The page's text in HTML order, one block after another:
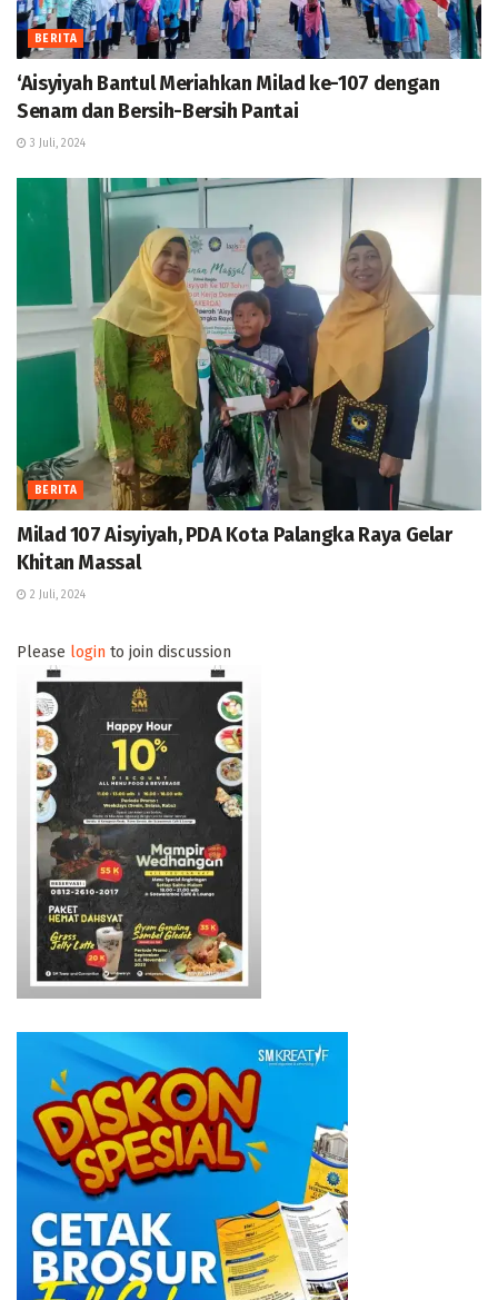
BERITA
‘Aisyiyah Bantul Meriahkan Milad ke-107 dengan
Senam dan Bersih-Bersih Pantai
3 Juli, 2024
BERITA
Milad 107 Aisyiyah, PDA Kota Palangka Raya Gelar
Khitan Massal
2 Juli, 2024
Please login to join discussion